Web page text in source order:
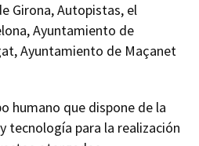
Girona, Autopistas, el
Ayuntamiento de
Ayuntamiento de Maçanet
humano que dispone de la
tecnología para la realización